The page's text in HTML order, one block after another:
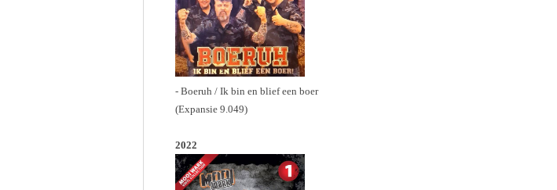
- Boeruh / Ik bin en blief een boer
(Expansie 9.049)
2022